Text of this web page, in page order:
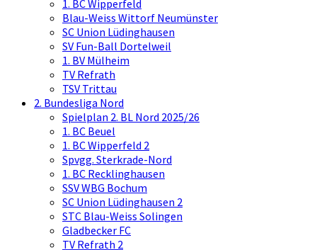
1. BC Wipperfeld
Blau-Weiss Wittorf Neumünster
SC Union Lüdinghausen
SV Fun-Ball Dortelweil
1. BV Mülheim
TV Refrath
TSV Trittau
2. Bundesliga Nord
Spielplan 2. BL Nord 2025/26
1. BC Beuel
1. BC Wipperfeld 2
Spvgg. Sterkrade-Nord
1. BC Recklinghausen
SSV WBG Bochum
SC Union Lüdinghausen 2
STC Blau-Weiss Solingen
Gladbecker FC
TV Refrath 2